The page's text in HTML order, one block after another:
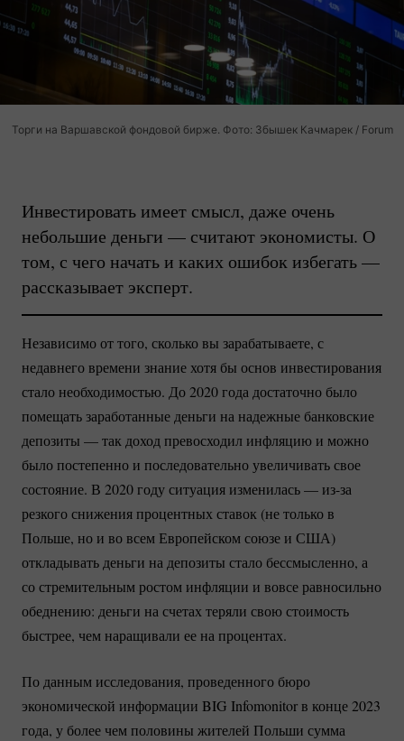
Торги на Варшавской фондовой бирже. Фото: Збышек Качмарек / Forum
Инвестировать имеет смысл, даже очень
небольшие деньги — считают экономисты. О
том, с чего начать и каких ошибок избегать —
рассказывает эксперт.
Независимо от того, сколько вы зарабатываете, с
недавнего времени знание хотя бы основ инвестирования
стало необходимостью. До 2020 года достаточно было
помещать заработанные деньги на надежные банковские
депозиты — так доход превосходил инфляцию и можно
было постепенно и последовательно увеличивать свое
состояние. В 2020 году ситуация изменилась —из-за
резкого снижения процентных ставок (не только в
Польше, но и во всем Европейском союзе и США)
откладывать деньги на депозиты стало бессмысленно, а
со стремительным ростом инфляции и вовсе равносильно
обеднению: деньги на счетах теряли свою стоимость
быстрее, чем наращивали ее на процентах.
По данным исследования, проведенного бюро
экономической информации BIG Infomonitor в конце 2023
года, у более чем половины жителей Польши сумма